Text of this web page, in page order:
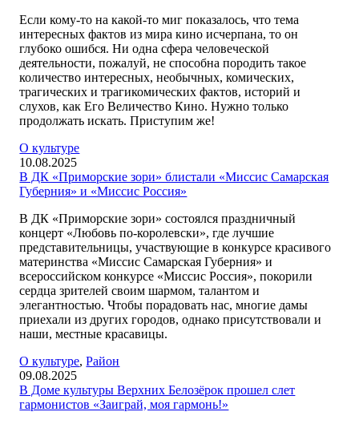
Если кому-то на какой-то миг показалось, что тема
интересных фактов из мира кино исчерпана, то он
глубоко ошибся. Ни одна сфера человеческой
деятельности, пожалуй, не способна породить такое
количество интересных, необычных, комических,
трагических и трагикомических фактов, историй и
слухов, как Его Величество Кино. Нужно только
продолжать искать. Приступим же!
О культуре
10.08.2025
В ДК «Приморские зори» блистали «Миссис Самарская
Губерния» и «Миссис Россия»
В ДК «Приморские зори» состоялся праздничный
концерт «Любовь по-королевски», где лучшие
представительницы, участвующие в конкурсе красивого
материнства «Миссис Самарская Губерния» и
всероссийском конкурсе «Миссис Россия», покорили
сердца зрителей своим шармом, талантом и
элегантностью. Чтобы порадовать нас, многие дамы
приехали из других городов, однако присутствовали и
наши, местные красавицы.
О культуре,Район
09.08.2025
В Доме культуры Верхних Белозёрок прошел слет
гармонистов «Заиграй, моя гармонь!»